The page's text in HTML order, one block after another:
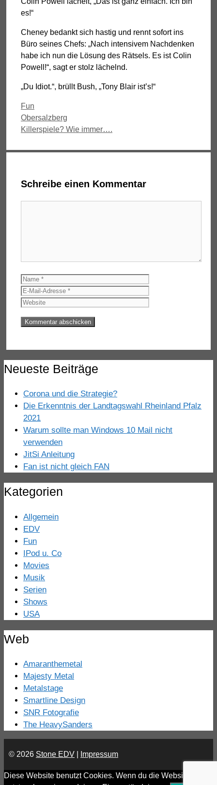
es!“
Cheney bedankt sich hastig und rennt sofort ins
Büro seines Chefs: „Nach intensivem Nachdenken
habe ich nun die Lösung des Rätsels. Es ist Colin
Powell!“, sagt er stolz lächelnd.
„Du Idiot.“, brüllt Bush, „Tony Blair ist’s!“
Kategorien
Fun
Obersalzberg
Killerspiele? Wie immer….
Schreibe einen Kommentar
Name
Neueste Beiträge
Corona und die Strategie?
Die Erkenntnis der Landtagswahl Rheinland Pfalz
2021
Warum sollte man Windows 10 Mail nicht
verwenden
JitSi Anleitung
Fan ist nicht gleich FAN
Kategorien
Allgemein
EDV
Fun
IPod u. Co
Movies
Musik
Serien
Shows
USA
Web
Amaranthemetal
Majesty Metal
Metalstage
Smartline Design
SNR Fotografie
The HeavySanders
© 2026 Stone EDV Impressum
Diese Website benutzt Cookies. Wenn du die Website weiter